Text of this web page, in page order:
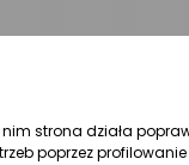
strona działa
poprzez